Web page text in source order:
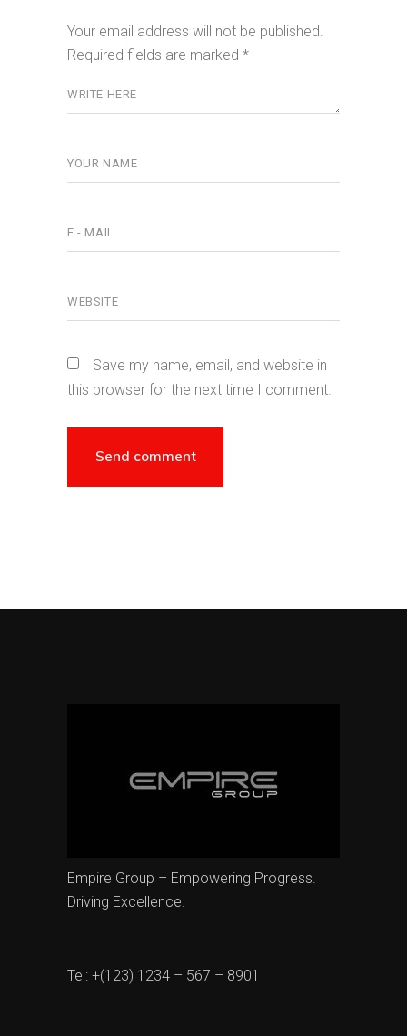
Your email address will not be published.
Required fields are marked *
Save my name, email, and website in
this browser for the next time I comment.
Empire Group – Empowering Progress.
Driving Excellence.
Tel: +(123) 1234 – 567 – 8901